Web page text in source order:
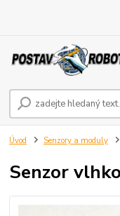
Úvod Senzory a moduly
Senzor